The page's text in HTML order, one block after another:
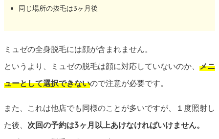
同じ場所の抜毛は3ヶ月後
ミュゼの全身脱毛には顔が含まれません。
というより、ミュゼの脱毛は顔に対応していないのか、 メニ
ューとして選択できないので注意が必要です。
また、これは他店でも同様のことが多いですが、１度照射し
た後、 次回の予約は3ヶ月以上あけなければいけません。